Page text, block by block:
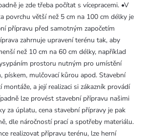
je zde třeba počítat s vícepracemi. •V
povrchu větší než 5 cm na 100 cm délky je
přípravu před samotným započetím
zahrnuje upravení terénu tak, aby
než 10 cm na 60 cm délky, například
prostoru nutným pro umístění
pískem, mulčovací kůrou apod. Stavební
a její realizaci si zákazník provádí
lze provést stavební přípravu našimi
za úplatu, cena stavební přípravy je pak
dle náročností prací a spotřeby materiálu.
realizovat přípravu terénu, lze herní